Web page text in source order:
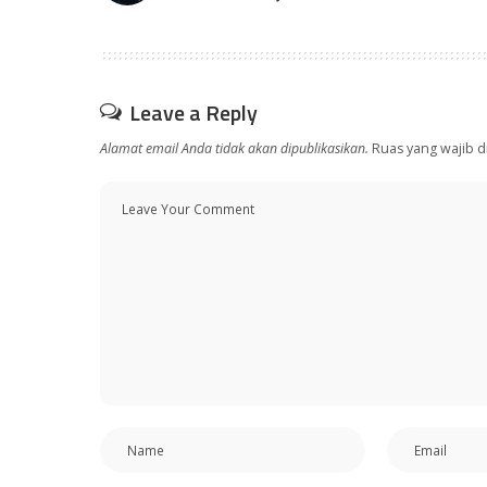
Leave a Reply
Alamat email Anda tidak akan dipublikasikan. Ruas yang wajib